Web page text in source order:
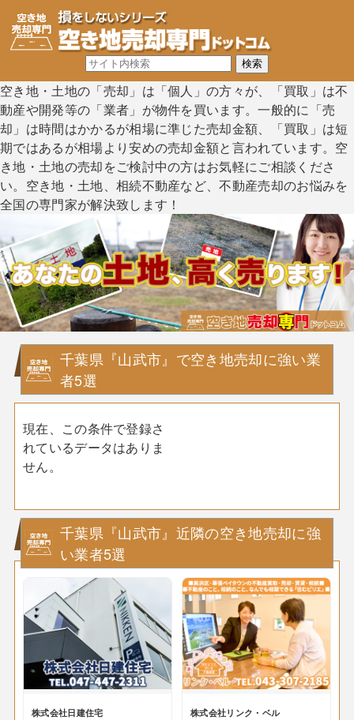
空き地・土地の「売却」は「個人」の方々が、「買取」は不
動産や開発等の「業者」が物件を買います。一般的に「売
却」は時間はかかるが相場に準じた売却金額、「買取」は短
期ではあるが相場より安めの売却金額と言われています。空
き地・土地の売却をご検討中の方はお気軽にご相談くださ
い。空き地・土地、相続不動産など、不動産売却のお悩みを
全国の専門家が解決致します！
千葉県『山武市』で空き地売却に強い業
者5選
現在、この条件で登録さ
れているデータはありま
せん。
千葉県『山武市』近隣の空き地売却に強
い業者5選
株式会社日建住宅 株式会社リンク・ベル